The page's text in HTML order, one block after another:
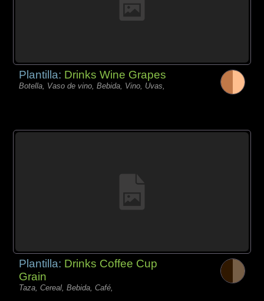
Plantilla: Drinks Wine Grapes
Botella, Vaso de vino, Bebida, Vino, Uvas,
Plantilla: Drinks Coffee Cup
Grain
Taza, Cereal, Bebida, Café,